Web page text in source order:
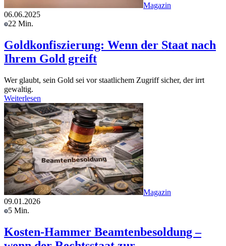
Magazin
06.06.2025
22 Min.
Goldkonfiszierung: Wenn der Staat nach
Ihrem Gold greift
Wer glaubt, sein Gold sei vor staatlichem Zugriff sicher, der irrt
gewaltig.
Weiterlesen
Magazin
09.01.2026
5 Min.
Kosten-Hammer Beamtenbesoldung –